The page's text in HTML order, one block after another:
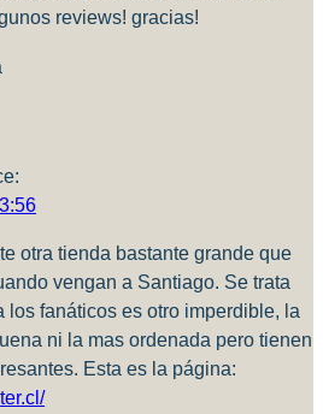
reviews! gracias!
otra tienda bastante grande que
vengan a Santiago. Se trata
los fanáticos es otro imperdible, la
ni la mas ordenada pero tienen
Esta es la página: